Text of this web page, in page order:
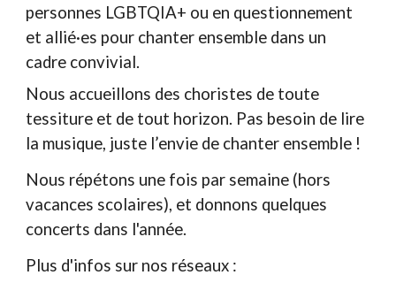
personnes LGBTQIA+ ou en questionnement
et allié·es pour chanter ensemble dans un
cadre convivial.
Nous accueillons des choristes de toute
tessiture et de tout horizon. Pas besoin de lire
la musique, juste l’envie de chanter ensemble !
Nous répétons une fois par semaine (hors
vacances scolaires), et donnons quelques
concerts dans l'année.
Plus d'infos sur nos réseaux :